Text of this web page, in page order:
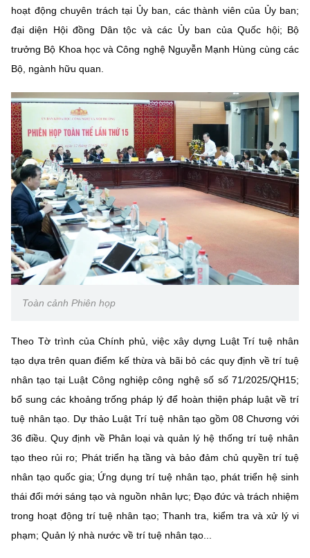
(Ghi rõ nguồn "https://mst.gov.vn" khi phát hành lại thông tin từ
website này)
hoạt động chuyên trách tại Ủy ban, các thành viên của Ủy ban;
đại diện Hội đồng Dân tộc và các Ủy ban của Quốc hội; Bộ
trưởng Bộ Khoa học và Công nghệ Nguyễn Mạnh Hùng cùng các
Bộ, ngành hữu quan.
Toàn cảnh Phiên họp
Theo Tờ trình của Chính phủ, việc xây dựng Luật Trí tuệ nhân
tạo dựa trên quan điểm kế thừa và bãi bỏ các quy định về trí tuệ
nhân tạo tại Luật Công nghiệp công nghệ số số 71/2025/QH15;
bổ sung các khoảng trống pháp lý để hoàn thiện pháp luật về trí
tuệ nhân tạo. Dự thảo Luật Trí tuệ nhân tạo gồm 08 Chương với
36 điều. Quy định về Phân loại và quản lý hệ thống trí tuệ nhân
tạo theo rủi ro; Phát triển hạ tầng và bảo đảm chủ quyền trí tuệ
nhân tạo quốc gia; Ứng dụng trí tuệ nhân tạo, phát triển hệ sinh
thái đổi mới sáng tạo và nguồn nhân lực; Đạo đức và trách nhiệm
trong hoạt động trí tuệ nhân tạo; Thanh tra, kiểm tra và xử lý vi
phạm; Quản lý nhà nước về trí tuệ nhân tạo...